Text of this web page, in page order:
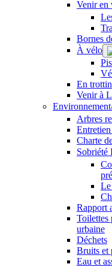
Venir en
Bornes
À vélo
En
Venir à
Arbres
Charte
Sobriété
Rapport
Toilettes
urbaine
Déchets
Bruits et
Eau et